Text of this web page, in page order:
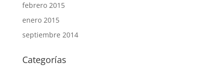
febrero 2015
enero 2015
septiembre 2014
Categorías